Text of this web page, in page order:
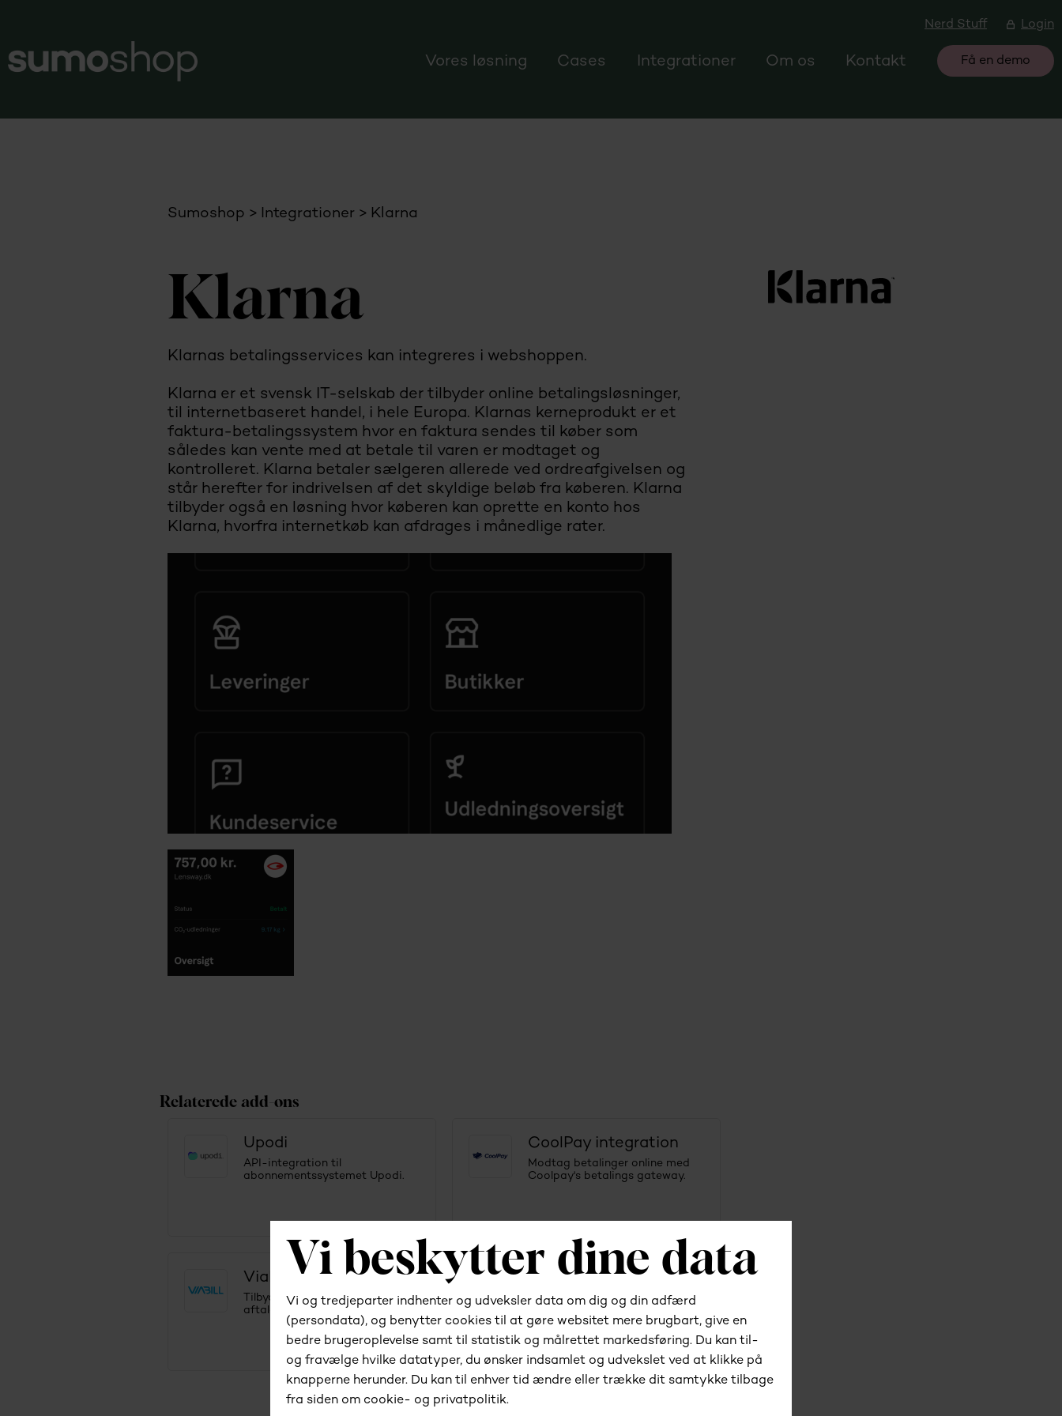
Nerd Stuff Login
Vores løsning Cases Integrationer Om os Kontakt Få en demo
Sumoshop Integrationer Klarna
Klarna
Klarnas betalingsservices kan integreres i webshoppen.
Klarna er et svensk IT-selskab der tilbyder online betalingsløsninger,
til internetbaseret handel, i hele Europa. Klarnas kerneprodukt er et
faktura-betalingssystem hvor en faktura sendes til køber som
således kan vente med at betale til varen er modtaget og
kontrolleret. Klarna betaler sælgeren allerede ved ordreafgivelsen og
står herefter for indrivelsen af det skyldige beløb fra køberen. Klarna
tilbyder også en løsning hvor køberen kan oprette en konto hos
Klarna, hvorfra internetkøb kan afdrages i månedlige rater.
Relaterede add-ons
Upodi
API-integration til
abonnementssystemet Upodi.
CoolPay integration
Modtag betalinger online med
Coolpay's betalings gateway.
ViaBill
Tilbyd dine kunder en afdrags-
aftale med Viabill.
Anyday
Tilbyd dine kunder en afdrags-
aftale med Anyday.